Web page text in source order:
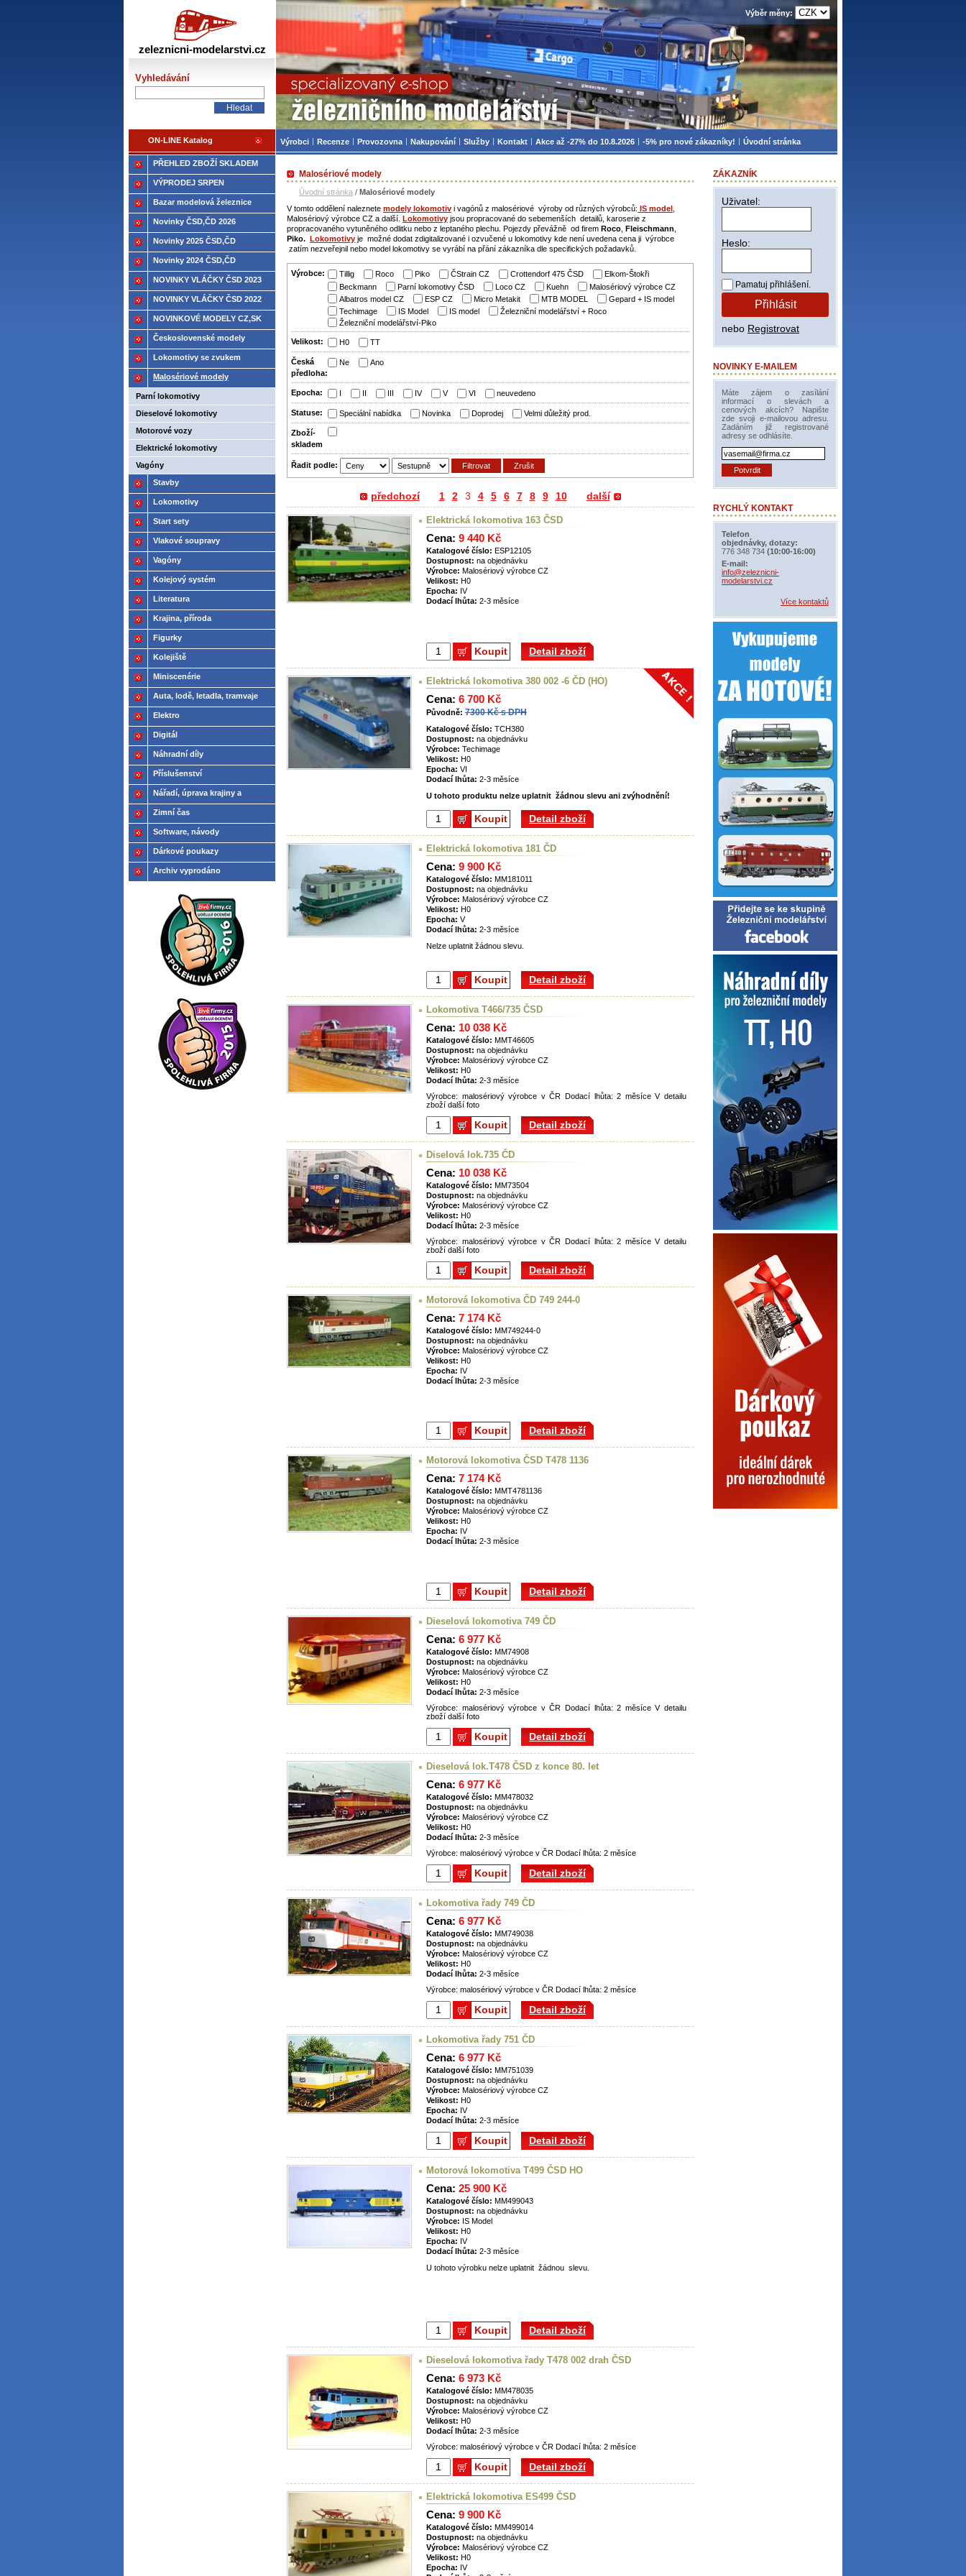
Malosériové modely
Úvodní stránka / Malosériové modely
V tomto oddělení naleznete modely lokomotiv i vagónů z malosériové výroby od různých výrobců: IS model
Malosériový výrobce CZ a další. Lokomotivy jsou propracované do sebemenších detailů, karoserie z
propracovaného vytuněného odlitku nebo z leptaného plechu. Pojezdy převážně od firem Roco Fleischmann
Piko. Lokomotivy je možné dodat zdigitalizované i ozvučené u lokomotivy kde není uvedena cena ji výrobce
zatím nezveřejnil nebo model lokomotivy se vyrábí na přání zákazníka dle specifických požadavků.
Výrobce: Tillig Roco Piko ČStrain CZ Crottendorf 475 ČSD
Elkom-Štokři
Beckmann
Parní lokomotivy ČSD Loco CZ Kuehn
Malosériový výrobce CZ
Albatros model CZ
ESP CZ Micro Metakit MTB MODEL
Gepard + IS model
Techimage
IS Model IS model
Železniční modelářství + Roco
Železniční modelářství-Piko
Velikost: H0 TT
Česká
předloha:
Ne Ano
Epocha: IV V VI neuvedeno
Statuse: Speciální nabídka Novinka Doprodej Velmi důležitý prod.
Zboží­
skladem
Řadit podle:
předchozí 1 2 3 4 5 6 7 8 9 10 další
Elektrická lokomotiva 163 ČSD
Cena: 9 440 Kč
Katalogové číslo: ESP12105
Dostupnost: na objednávku
Výrobce: Malosériový výrobce CZ
Velikost: H0
Epocha: IV
Dodací lhůta: 2-3 měsíce
Koupit Detail zboží
Elektrická lokomotiva 380 002 -6 ČD (HO)
Cena: 6 700 Kč
Původně: 7300 Kč s DPH
Katalogové číslo: TCH380
Dostupnost: na objednávku
Výrobce: Techimage
Velikost: H0
Epocha: VI
Dodací lhůta: 2-3 měsíce
U tohoto produktu nelze uplatnit žádnou slevu ani zvýhodnění!
Koupit Detail zboží
Elektrická lokomotiva 181 ČD
Cena: 9 900 Kč
Katalogové číslo: MM181011
Dostupnost: na objednávku
Výrobce: Malosériový výrobce CZ
Velikost: H0
Epocha: V
Dodací lhůta: 2-3 měsíce
Nelze uplatnit žádnou slevu.
Koupit Detail zboží
Lokomotiva T466/735 ČSD
Cena: 10 038 Kč
Katalogové číslo: MMT46605
Dostupnost: na objednávku
Výrobce: Malosériový výrobce CZ
Velikost: H0
Dodací lhůta: 2-3 měsíce
Výrobce: malosériový výrobce v ČR Dodací lhůta: 2 měsíce V detailu
zboží další foto
Koupit Detail zboží
Diselová lok.735 ČD
Cena: 10 038 Kč
Katalogové číslo: MM73504
Dostupnost: na objednávku
Výrobce: Malosériový výrobce CZ
Velikost: H0
Dodací lhůta: 2-3 měsíce
Výrobce: malosériový výrobce v ČR Dodací lhůta: 2 měsíce V detailu
zboží další foto
Koupit Detail zboží
Motorová lokomotiva ČD 749 244-0
Cena: 7 174 Kč
Katalogové číslo: MM749244-0
Dostupnost: na objednávku
Výrobce: Malosériový výrobce CZ
Velikost: H0
Epocha: IV
Dodací lhůta: 2-3 měsíce
Koupit Detail zboží
Motorová lokomotiva ČSD T478 1136
Cena: 7 174 Kč
Katalogové číslo: MMT4781136
Dostupnost: na objednávku
Výrobce: Malosériový výrobce CZ
Velikost: H0
Epocha: IV
Dodací lhůta: 2-3 měsíce
Koupit Detail zboží
Dieselová lokomotiva 749 ČD
Cena: 6 977 Kč
Katalogové číslo: MM74908
Dostupnost: na objednávku
Výrobce: Malosériový výrobce CZ
Velikost: H0
Dodací lhůta: 2-3 měsíce
Výrobce: malosériový výrobce v ČR Dodací lhůta: 2 měsíce V detailu
zboží další foto
Koupit Detail zboží
Dieselová lok.T478 ČSD z konce 80. let
Cena: 6 977 Kč
Katalogové číslo: MM478032
Dostupnost: na objednávku
Výrobce: Malosériový výrobce CZ
Velikost: H0
Dodací lhůta: 2-3 měsíce
Výrobce: malosériový výrobce v ČR Dodací lhůta: 2 měsíce
Koupit Detail zboží
Lokomotiva řady 749 ČD
Cena: 6 977 Kč
Katalogové číslo: MM749038
Dostupnost: na objednávku
Výrobce: Malosériový výrobce CZ
Velikost: H0
Dodací lhůta: 2-3 měsíce
Výrobce: malosériový výrobce v ČR Dodací lhůta: 2 měsíce
Koupit Detail zboží
Lokomotiva řady 751 ČD
Cena: 6 977 Kč
Katalogové číslo: MM751039
Dostupnost: na objednávku
Výrobce: Malosériový výrobce CZ
Velikost: H0
Epocha: IV
Dodací lhůta: 2-3 měsíce
Koupit Detail zboží
Motorová lokomotiva T499 ČSD HO
Cena: 25 900 Kč
Katalogové číslo: MM499043
Dostupnost: na objednávku
Výrobce: IS Model
Velikost: H0
Epocha: IV
Dodací lhůta: 2-3 měsíce
U tohoto výrobku nelze uplatnit žádnou slevu.
Koupit Detail zboží
Dieselová lokomotiva řady T478 002 drah ČSD
Cena: 6 973 Kč
Katalogové číslo: MM478035
Dostupnost: na objednávku
Výrobce: Malosériový výrobce CZ
Velikost: H0
Dodací lhůta: 2-3 měsíce
Výrobce: malosériový výrobce v ČR Dodací lhůta: 2 měsíce
Koupit Detail zboží
Elektrická lokomotiva ES499 ČSD
Cena: 9 900 Kč
Katalogové číslo: MM499014
Dostupnost: na objednávku
Výrobce: Malosériový výrobce CZ
Velikost: H0
Epocha: IV
ZÁKAZNÍK
Uživatel:
Heslo:
Pamatuj přihlášení.
Přihlásit
nebo Registrovat
NOVINKY E-MAILEM
Máte zájem o zasílání
informací o slevách a
cenových akcích? Napište
zde svoji e-mailovou adresu.
Zadáním již registrované
adresy se odhlásíte.
RYCHLÝ KONTAKT
Telefon
objednávky, dotazy:
776 348 734 (10:00-16:00)
E-mail:
info@zeleznicni-
modelarstvi.cz
Více kontaktů
PŘEHLED ZBOŽÍ SKLADEM
VÝPRODEJ SRPEN
Bazar modelová železnice
Novinky ČSD,ČD 2026
Novinky 2025 ČSD,ČD
Novinky 2024 ČSD,ČD
NOVINKY VLÁČKY ČSD 2023
NOVINKY VLÁČKY ČSD 2022
NOVINKOVÉ MODELY CZ,SK
2021
Československé modely
ČSD,ČD
Lokomotivy se zvukem
Malosériové modely
Parní lokomotivy
Dieselové lokomotivy
Motorové vozy
Elektrické lokomotivy
Vagóny
Stavby
Lokomotivy
Start sety
Vlakové soupravy
Vagóny
Kolejový systém
Literatura
Krajina, příroda
Figurky
Kolejiště
Miniscenérie
Auta, lodě, letadla, tramvaje
Elektro
Digitál
Náhradní díly
Příslušenství
Nářadí, úprava krajiny a
modelů
Zimní čas
Software, návody
Dárkové poukazy
Archiv vyprodáno
zeleznicni-modelarstvi.cz
Vyhledávání
ON-LINE Katalog
Železniční modelářství, modely, TT, H0, mašinky
Výběr měny:
Výrobci Recenze Provozovna Nakupování Služby Kontakt Akce až -27% do 10.8.2026 -5% pro nové zákazníky! Úvodní stránka